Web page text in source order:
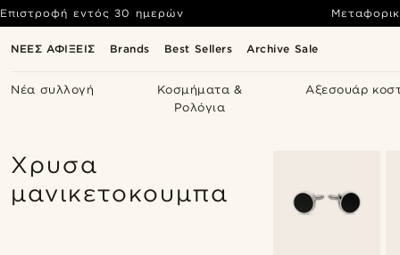
ΝΕΕΣ ΑΦΙΞΕΙΣ Brands Best Sellers Archive Sale
Νέα συλλογή
Κοσμήματα &
Ρολόγια
Αξεσουάρ
Επιστροφή εντός 30 ημερών
Χρυσα
μανικετοκουμπα